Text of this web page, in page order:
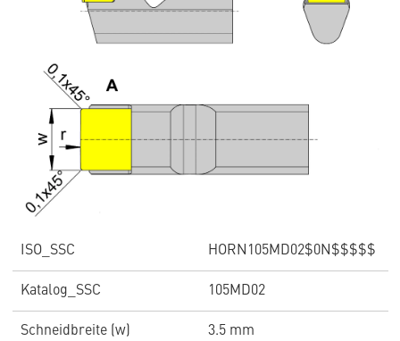
ISO_SSC HORN105MD02$0N$$$$$
Katalog_SSC 105MD02
Schneidbreite (w) 3.5 mm